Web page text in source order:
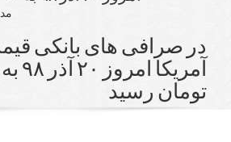
مد و
صرافی های بانكی قیمت
آمریكا امروز ۲۰
رسید